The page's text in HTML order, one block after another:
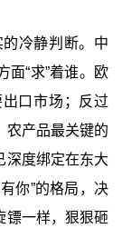
冷静判断。中
面“求”着谁。欧
口市场；反过
农产品最关键的
深度绑定在东大
你”的格局，决
镖一样，狠狠砸